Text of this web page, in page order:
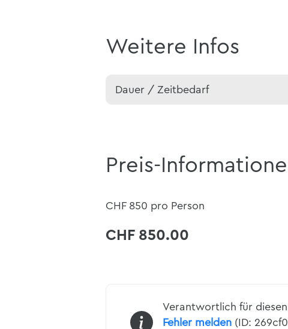
Weitere Infos
Dauer / Zeitbedarf
Preis-
CHF 850 pro Person
CHF 850.00
Verantwortlich für
Fehler melden(ID: